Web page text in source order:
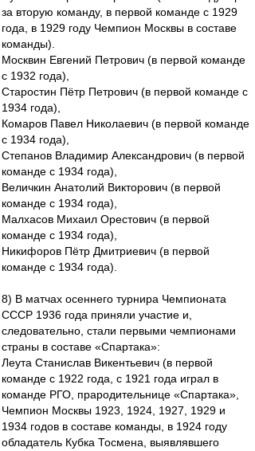
за вторую команду, в первой команде с 1929
года, в 1929 году Чемпион Москвы в составе
команды).
Москвин Евгений Петрович (в первой команде
с 1932 года),
Старостин Пётр Петрович (в первой команде с
1934 года),
Комаров Павел Николаевич (в первой команде
с 1934 года),
Степанов Владимир Александрович (в первой
команде с 1934 года),
Величкин Анатолий Викторович (в первой
команде с 1934 года),
Малхасов Михаил Орестович (в первой
команде с 1934 года),
Никифоров Пётр Дмитриевич (в первой
команде с 1934 года).
8) В матчах осеннего турнира Чемпионата
СССР 1936 года приняли участие и,
следовательно, стали первыми чемпионами
страны в составе «Спартака»:
Леута Станислав Викентьевич (в первой
команде с 1922 года, с 1921 года играл в
команде РГО, прародительнице «Спартака»,
Чемпион Москвы 1923, 1924, 1927, 1929 и
1934 годов в составе команды, в 1924 году
обладатель Кубка Тосмена, выявлявшего